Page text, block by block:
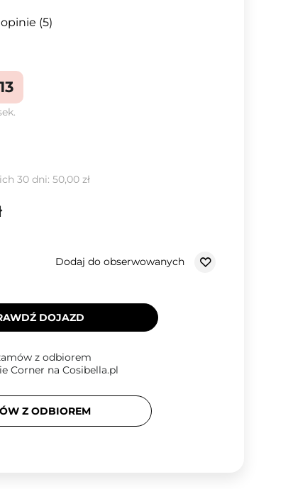
opinie 5
12
30 dni: 50,00 zł
Dodaj do obserwowanych
DOJAZD
z odbiorem
Corner na Cosibella.pl
Z ODBIOREM